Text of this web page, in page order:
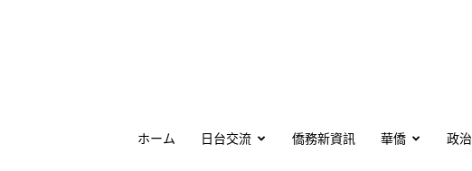
ホーム 日台交流 僑務新資訊 華僑 政治